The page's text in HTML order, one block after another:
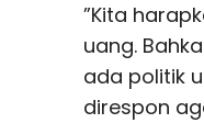
”Kita
uang.
ada politik
direspon